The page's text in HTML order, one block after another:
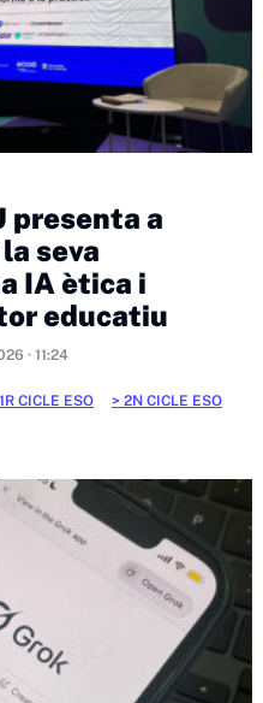
presenta a
seva
IA ètica i
educatiu
· 11:24
1R CICLE ESO
2N CICLE ESO